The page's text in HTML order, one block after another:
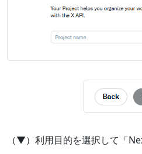
（▼）利用目的を選択して「